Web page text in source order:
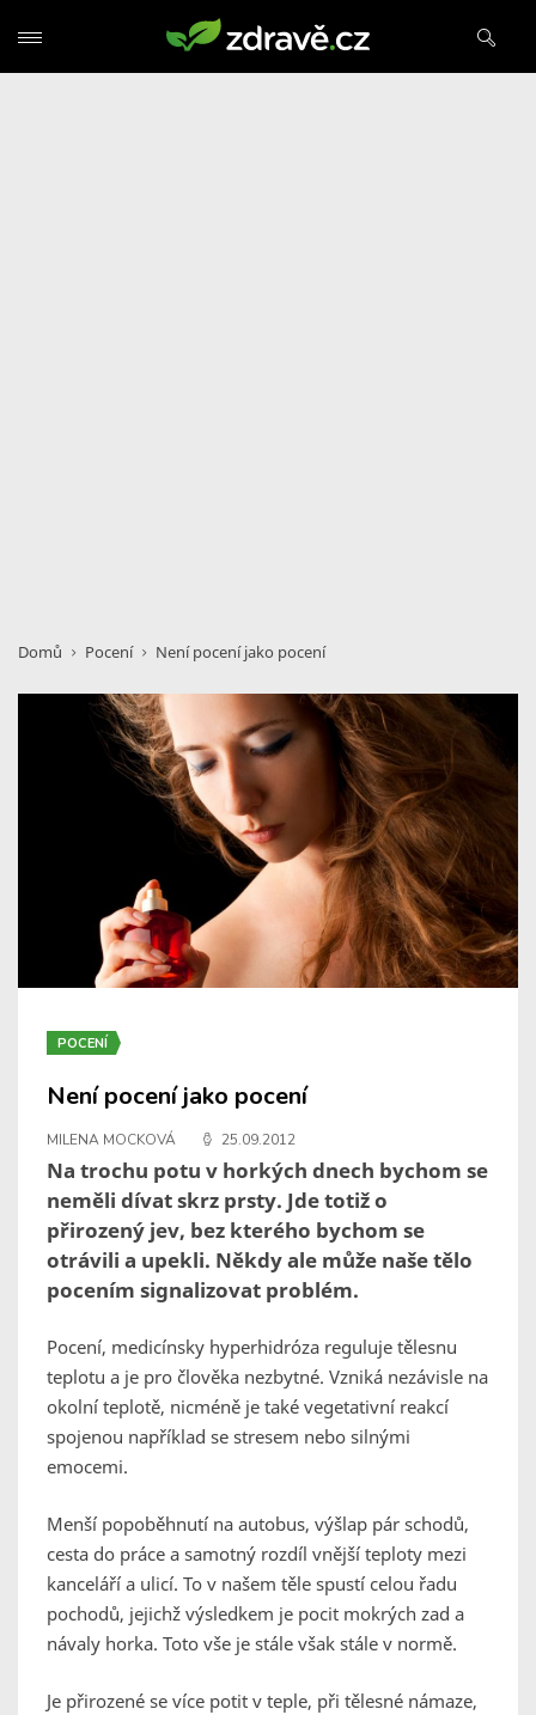
Domů Pocení Není pocení jako pocení
POCENÍ
Není pocení jako pocení
MILENA MOCKOVÁ 25.09.2012
Na trochu potu v horkých dnech bychom se
neměli dívat skrz prsty. Jde totiž o
přirozený jev, bez kterého bychom se
otrávili a upekli. Někdy ale může naše tělo
pocením signalizovat problém.
Pocení, medicínsky hyperhidróza reguluje tělesnu
teplotu a je pro člověka nezbytné. Vzniká nezávisle na
okolní teplotě, nicméně je také vegetativní reakcí
spojenou například se stresem nebo silnými
emocemi.
Menší popoběhnutí na autobus, výšlap pár schodů,
cesta do práce a samotný rozdíl vnější teploty mezi
kanceláří a ulicí. To v našem těle spustí celou řadu
pochodů, jejichž výsledkem je pocit mokrých zad a
návaly horka. Toto vše je stále však stále v normě.
Je přirozené se více potit v teple, při tělesné námaze,